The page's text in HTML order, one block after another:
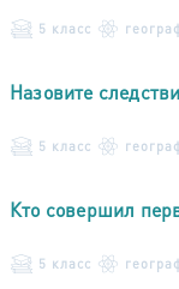
5 класс
Назовите
5 класс
Кто совершил
5 класс